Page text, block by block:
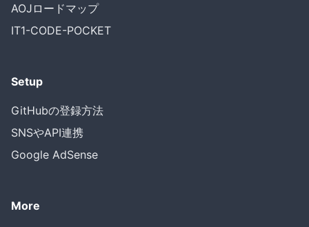
AOJロードマップ
IT1-CODE-POCKET
Setup
GitHubの登録方法
SNSやAPI連携
Google AdSense
More